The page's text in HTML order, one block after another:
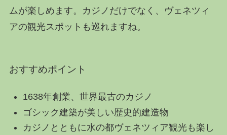
ムが楽しめます。カジノだけでなく、ヴェネツィ
アの観光スポットも巡れますね。
おすすめポイント
1638年創業、世界最古のカジノ
ゴシック建築が美しい歴史的建造物
カジノとともに水の都ヴェネツィア観光も楽し